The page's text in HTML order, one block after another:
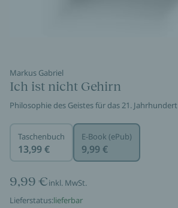
Markus Gabriel
Ich ist nicht Gehirn
Philosophie des Geistes für das 21. Jahrhundert
Taschenbuch
13,99 €
E-Book (ePub)
9,99 €
9,99 €inkl. MwSt.
Lieferstatus:lieferbar